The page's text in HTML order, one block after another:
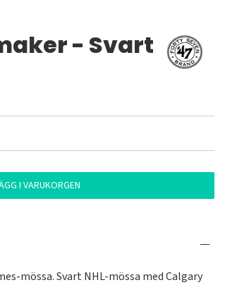
- Svart
I VARUKORGEN
mössa. Svart NHL-mössa med Calgary